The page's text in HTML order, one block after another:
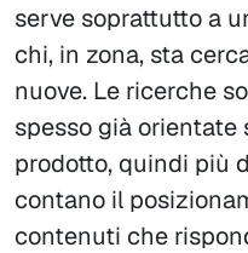
serve soprattutto a
chi, in zona, sta
nuove. Le ricerche
spesso già
prodotto, quindi più
contano il
contenuti che